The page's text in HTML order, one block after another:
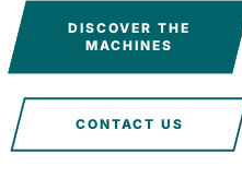
610 mm
Rider Lift
Xtrema
DISCOVER THE
MACHINES
CONTACT US